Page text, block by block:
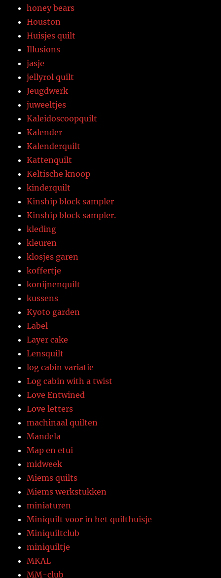
honey bears
Houston
Huisjes quilt
Illusions
jasje
jellyrol quilt
Jeugdwerk
juweeltjes
Kaleidoscoopquilt
Kalender
Kalenderquilt
Kattenquilt
Keltische knoop
kinderquilt
Kinship block sampler
Kinship block sampler.
kleding
kleuren
klosjes garen
koffertje
konijnenquilt
kussens
Kyoto garden
Label
Layer cake
Lensquilt
log cabin variatie
Log cabin with a twist
Love Entwined
Love letters
machinaal quilten
Mandela
Map en etui
midweek
Miems quilts
Miems werkstukken
miniaturen
Miniquilt voor in het quilthuisje
Miniquiltclub
miniquiltje
MKAL
MM-club